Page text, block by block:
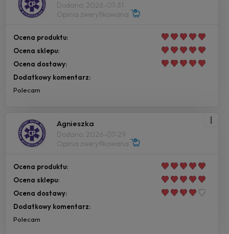
Dodano: 2026-07-31
Opinia zweryfikowana
Ocena produktu:
Ocena sklepu:
Ocena dostawy:
Dodatkowy komentarz:
Polecam
Agnieszka
Dodano: 2026-07-29
Opinia zweryfikowana
Ocena produktu:
Ocena sklepu:
Ocena dostawy:
Dodatkowy komentarz:
Polecam